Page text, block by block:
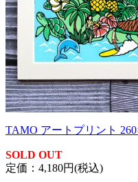
TAMO アートプリント
SOLD OUT
定価：4,180円(税込)